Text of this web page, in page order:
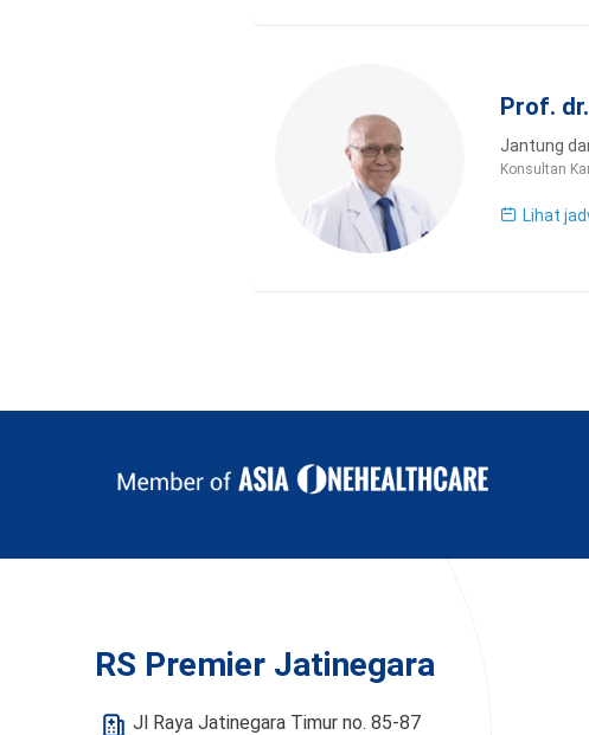
Prof.
Jantung
Konsultan
Lihat
RS Premier Jatinegara
Jl Raya Jatinegara Timur no. 85-87